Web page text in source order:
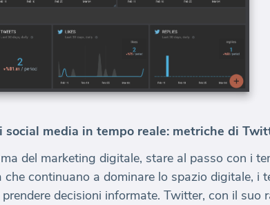
social media in tempo reale: metriche di
del marketing digitale, stare al passo con i
che continuano a dominare lo spazio digitale, i
decisioni informate. Twitter, con il suo